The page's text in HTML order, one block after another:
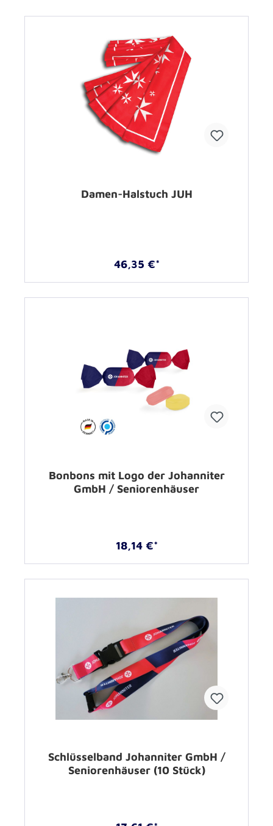
Damen-Halstuch JUH
46,35 €*
Bonbons mit Logo der Johanniter
GmbH / Seniorenhäuser
18,14 €*
Schlüsselband Johanniter GmbH /
Seniorenhäuser (10 Stück)